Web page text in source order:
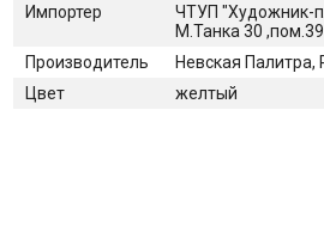
Импортер
ЧТУП "Художник-
М.Танка 30 ,пом.39
Производитель
Невская Палитра,
Цвет
желтый